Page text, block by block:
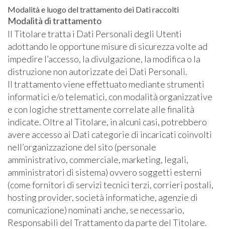
Modalità e luogo del trattamento dei Dati raccolti
Modalità di trattamento
Il Titolare tratta i Dati Personali degli Utenti
adottando le opportune misure di sicurezza volte ad
impedire l’accesso, la divulgazione, la modifica o la
distruzione non autorizzate dei Dati Personali.
Il trattamento viene effettuato mediante strumenti
informatici e/o telematici, con modalità organizzative
e con logiche strettamente correlate alle finalità
indicate. Oltre al Titolare, in alcuni casi, potrebbero
avere accesso ai Dati categorie di incaricati coinvolti
nell’organizzazione del sito (personale
amministrativo, commerciale, marketing, legali,
amministratori di sistema) ovvero soggetti esterni
(come fornitori di servizi tecnici terzi, corrieri postali,
hosting provider, società informatiche, agenzie di
comunicazione) nominati anche, se necessario,
Responsabili del Trattamento da parte del Titolare.